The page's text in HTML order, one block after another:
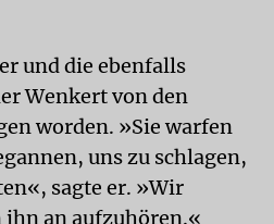
und die ebenfalls
Wenkert von den
worden. »Sie warfen
uns zu schlagen,
sagte er. »Wir
an aufzuhören.«